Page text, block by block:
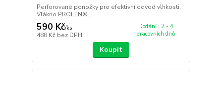
Perforované ponožky pro efektivní odvod vlhkosti.
Vlákno PROLEN®...
590 Kč/ks
488 Kč bez DPH
Dodání : 2 - 4
pracovních dnů
Koupit